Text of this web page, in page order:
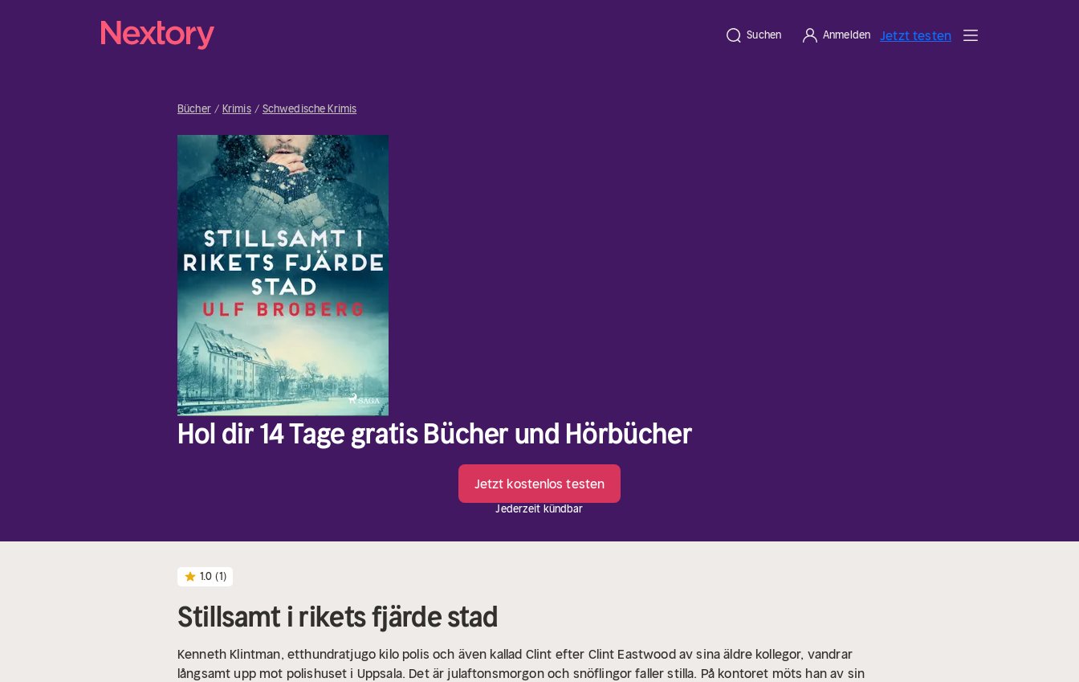
Suchen Anmelden Jetzt testen
Bücher Krimis Schwedische Krimis
Hol dir 14 Tage gratis Bücher und Hörbücher
Jetzt kostenlos testen
Jederzeit kündbar
1.0 (1)
Stillsamt i rikets fjärde stad
Kenneth Klintman, etthundratjugo kilo polis och även kallad Clint efter Clint Eastwood av sina äldre kollegor, vandrar
långsamt upp mot polishuset i Uppsala. Det är julaftonsmorgon och snöflingor faller stilla. På kontoret möts han av sin